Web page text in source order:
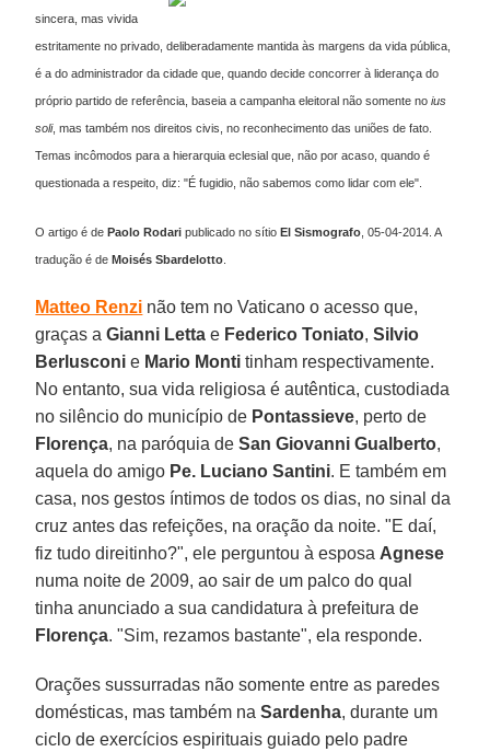
sincera, mas vivida
estritamente no privado, deliberadamente mantida às margens da vida pública,
é a do administrador da cidade que, quando decide concorrer à liderança do
próprio partido de referência, baseia a campanha eleitoral não somente noius
soli, mas também nos direitos civis, no reconhecimento das uniões de fato.
Temas incômodos para a hierarquia eclesial que, não por acaso, quando é
questionada a respeito, diz: "É fugidio, não sabemos como lidar com ele".
O artigo é dePaolo Rodari publicado no sítioEl Sismografo , 05-04-2014. A
tradução é deMoisés Sbardelotto
Matteo Renzi não tem no Vaticano o acesso que,
graças aGianni Letta e Federico Toniato,Silvio
Berlusconi e Mario Monti tinham respectivamente.
No entanto, sua vida religiosa é autêntica, custodiada
no silêncio do município de Pontassieve, perto de
Florença, na paróquia deSan Giovanni Gualberto,
aquela do amigo Pe. Luciano Santini. E também em
casa, nos gestos íntimos de todos os dias, no sinal da
cruz antes das refeições, na oração da noite. "E daí,
fiz tudo direitinho?", ele perguntou à esposa Agnese
numa noite de 2009, ao sair de um palco do qual
tinha anunciado a sua candidatura à prefeitura de
Florença. "Sim, rezamos bastante", ela responde.
Orações sussurradas não somente entre as paredes
domésticas, mas também naSardenha, durante um
ciclo de exercícios espirituais guiado pelo padre